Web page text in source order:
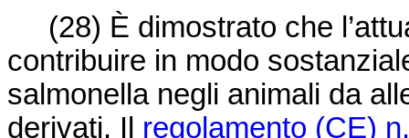
(28) È dimostrato che
contribuire in modo
salmonella negli animali da
derivati. Il regolamento (CE)